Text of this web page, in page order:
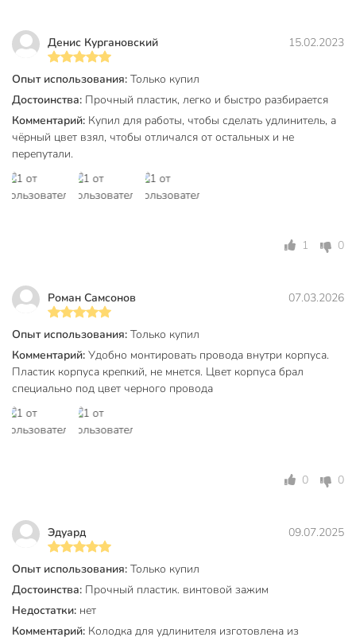
Номинальный ток, А
Количество полюсов
Бренд
TDM Electric
Страна производства
Китай
Заземление
Выключатель
Артикул производителя
SQ1806-0428
Вес в упаковке
100 г
Габариты упаковки
Денис Кургановский 15.02.2023
Опыт использования: Только купил
Достоинства: Прочный пластик, легко и быстро разбирается
Комментарий: Купил для работы, чтобы сделать удлинитель, а
чёрный цвет взял, чтобы отличался от остальных и не
перепутали.
1 0
Роман Самсонов 07.03.2026
Опыт использования: Только купил
Комментарий: Удобно монтировать провода внутри корпуса.
Пластик корпуса крепкий, не мнется. Цвет корпуса брал
специально под цвет черного провода
0 0
Эдуард 09.07.2025
Опыт использования: Только купил
Достоинства: Прочный пластик. винтовой зажим
Недостатки: нет
Комментарий: Колодка для удлинителя изготовлена из